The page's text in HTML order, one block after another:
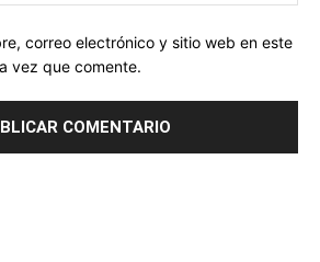
correo electrónico y sitio web en este
vez que comente.